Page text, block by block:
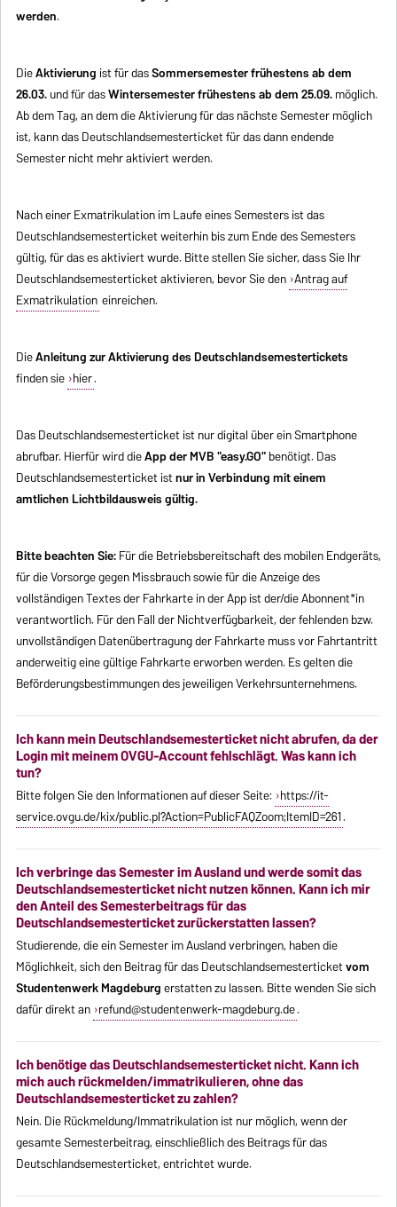
werden.
DieAktivierungist für dasSommersemester frühestens ab dem
26.03.und für dasWintersemester frühestens ab dem 25.09.möglich.
Ab dem Tag, an dem die Aktivierung für das nächste Semester möglich
ist, kann das Deutschlandsemesterticket für das dann endende
Semester nicht mehr aktiviert werden.
Nach einer Exmatrikulation im Laufe eines Semesters ist das
Deutschlandsemesterticket weiterhin bis zum Ende des Semesters
gültig, für das es aktiviert wurde. Bitte stellen Sie sicher, dass Sie Ihr
Deutschlandsemesterticket aktivieren, bevor Sie den Antrag auf
Exmatrikulation einreichen.
DieAnleitung zur Aktivierung des Deutschlandsemestertickets
finden sie hier.
Das Deutschlandsemesterticket ist nur digital über ein Smartphone
abrufbar. Hierfür wird dieApp der MVB "easy.GO"benötigt. Das
Deutschlandsemesterticket istnur in Verbindung mit einem
amtlichen Lichtbildausweisgültig.
Bitte beachten Sie:Für die Betriebsbereitschaft des mobilen Endgeräts,
für die Vorsorge gegen Missbrauch sowie für die Anzeige des
vollständigen Textes der Fahrkarte in der App ist der/die Abonnent*in
verantwortlich. Für den Fall der Nichtverfügbarkeit, der fehlenden bzw.
unvollständigen Datenübertragung der Fahrkarte muss vor Fahrtantritt
anderweitig eine gültige Fahrkarte erworben werden. Es gelten die
Beförderungsbestimmungen des jeweiligen Verkehrsunternehmens.
Ich kann mein Deutschlandsemesterticket nicht abrufen, da der
Login mit meinem OVGU-Account fehlschlägt. Was kann ich
tun?
Bitte folgen Sie den Informationen auf dieser Seite: https://it-
service.ovgu.de/kix/public.pl?Action=PublicFAQZoom;ItemID=261.
Ich verbringe das Semester im Ausland und werde somit das
Deutschlandsemesterticket nicht nutzen können. Kann ich mir
den Anteil des Semesterbeitrags für das
Deutschlandsemesterticket zurückerstatten lassen?
Studierende, die ein Semester im Ausland verbringen, haben die
Möglichkeit, sich den Beitrag für das Deutschlandsemesterticketvom
Studentenwerk Magdeburgerstatten zu lassen. Bitte wenden Sie sich
dafür direkt an refund@studentenwerk-magdeburg.de.
Ich benötige das Deutschlandsemesterticket nicht. Kann ich
mich auch rückmelden/immatrikulieren, ohne das
Deutschlandsemesterticket zu zahlen?
Nein. Die Rückmeldung/Immatrikulation ist nur möglich, wenn der
gesamte Semesterbeitrag, einschließlich des Beitrags für das
Deutschlandsemesterticket, entrichtet wurde.